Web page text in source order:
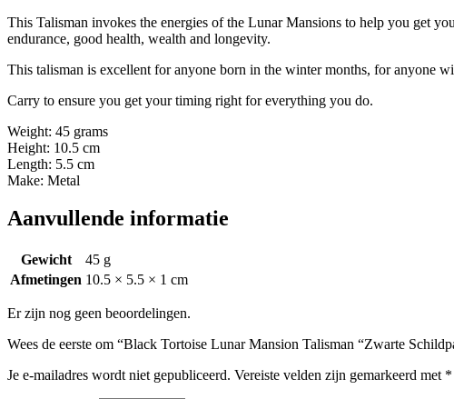
This Talisman invokes the energies of the Lunar Mansions to help you get
endurance, good health, wealth and longevity.
This talisman is excellent for anyone born in the winter months, for anyone
Carry to ensure you get your timing right for everything you do.
Weight: 45 grams
Height: 10.5 cm
Length: 5.5 cm
Make: Metal
Aanvullende informatie
Gewicht
45 g
Afmetingen 10.5 × 5.5 × 1 cm
Er zijn nog geen beoordelingen.
Wees de eerste om “Black Tortoise Lunar Mansion Talisman “Zwarte
Je e-mailadres wordt niet gepubliceerd. Vereiste velden zijn gemarkeerd met *